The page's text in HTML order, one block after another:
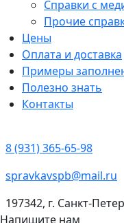
Справки с
Прочие
Цены
Оплата и доставка
Примеры
Полезно знать
Контакты
8 (931) 365-65-98
spravkavspb@mail.ru
197342, г. Санкт-
Напишите нам